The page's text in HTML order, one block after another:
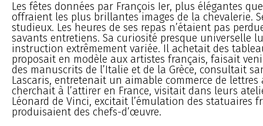
Les fêtes données par François Ier, plus élégantes
offraient les plus brillantes images de la chevalerie.
studieux. Les heures de ses repas n’étaient pas
savants entretiens. Sa curiosité presque universelle
instruction extrêmement variée. Il achetait des
proposait en modèle aux artistes français, faisait
des manuscrits de l’Italie et de la Grèce, consultait
Lascaris, entretenait un aimable commerce de lettres
cherchait à l’attirer en France, visitait dans leurs
Léonard de Vinci, excitait l’émulation des statuaires
produisaient des chefs-d’œuvre.